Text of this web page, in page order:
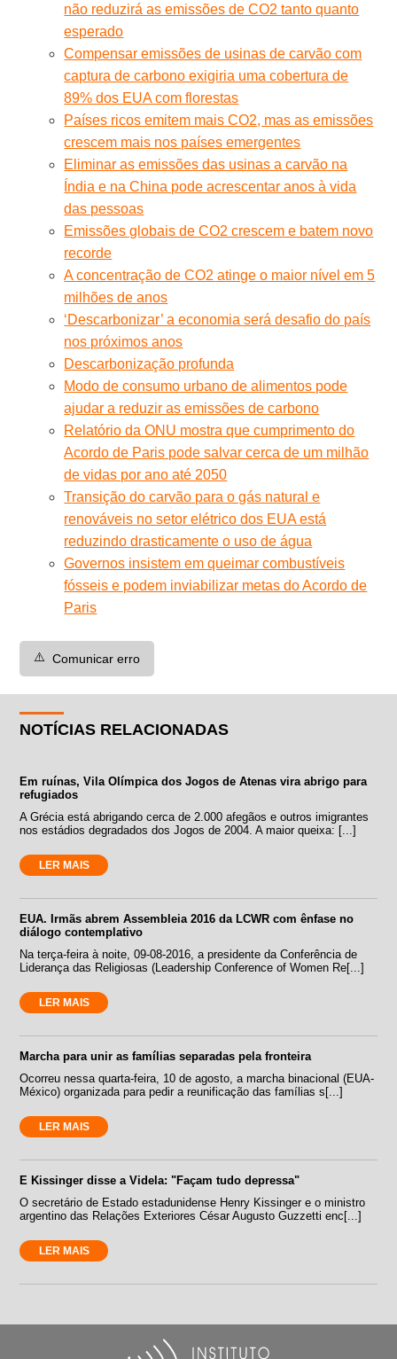
não reduzirá as emissões de CO2 tanto quanto
esperado
Compensar emissões de usinas de carvão com
captura de carbono exigiria uma cobertura de
89% dos EUA com florestas
Países ricos emitem mais CO2, mas as emissões
crescem mais nos países emergentes
Eliminar as emissões das usinas a carvão na
Índia e na China pode acrescentar anos à vida
das pessoas
Emissões globais de CO2 crescem e batem novo
recorde
A concentração de CO2 atinge o maior nível em 5
milhões de anos
‘Descarbonizar’ a economia será desafio do país
nos próximos anos
Descarbonização profunda
Modo de consumo urbano de alimentos pode
ajudar a reduzir as emissões de carbono
Relatório da ONU mostra que cumprimento do
Acordo de Paris pode salvar cerca de um milhão
de vidas por ano até 2050
Transição do carvão para o gás natural e
renováveis no setor elétrico dos EUA está
reduzindo drasticamente o uso de água
Governos insistem em queimar combustíveis
fósseis e podem inviabilizar metas do Acordo de
Paris
⚠️ Comunicar erro
NOTÍCIAS RELACIONADAS
Em ruínas, Vila Olímpica dos Jogos de Atenas vira abrigo para
refugiados
A Grécia está abrigando cerca de 2.000 afegãos e outros imigrantes
nos estádios degradados dos Jogos de 2004. A maior queixa: [...]
LER MAIS
EUA. Irmãs abrem Assembleia 2016 da LCWR com ênfase no
diálogo contemplativo
Na terça-feira à noite, 09-08-2016, a presidente da Conferência de
Liderança das Religiosas (Leadership Conference of Women Re[...]
LER MAIS
Marcha para unir as famílias separadas pela fronteira
Ocorreu nessa quarta-feira, 10 de agosto, a marcha binacional (EUA-
México) organizada para pedir a reunificação das famílias s[...]
LER MAIS
E Kissinger disse a Videla: "Façam tudo depressa"
O secretário de Estado estadunidense Henry Kissinger e o ministro
argentino das Relações Exteriores César Augusto Guzzetti enc[...]
LER MAIS